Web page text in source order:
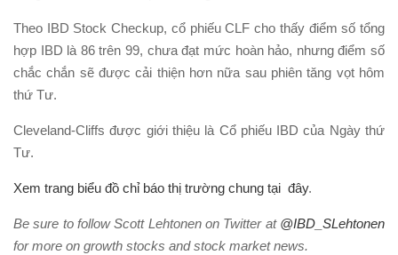
Theo IBD Stock Checkup, cổ phiếu CLF cho thấy điểm số tổng
hợp IBD là 86 trên 99, chưa đạt mức hoàn hảo, nhưng điểm số
chắc chắn sẽ được cải thiện hơn nữa sau phiên tăng vọt hôm
thứ Tư.
Cleveland-Cliffs được giới thiệu là Cổ phiếu IBD của Ngày thứ
Tư.
Xem trang biểu đồ chỉ báo thị trường chung tại đây.
Be sure to follow Scott Lehtonen on Twitter at @IBD_SLehtonen
for more on growth stocks and stock market news.